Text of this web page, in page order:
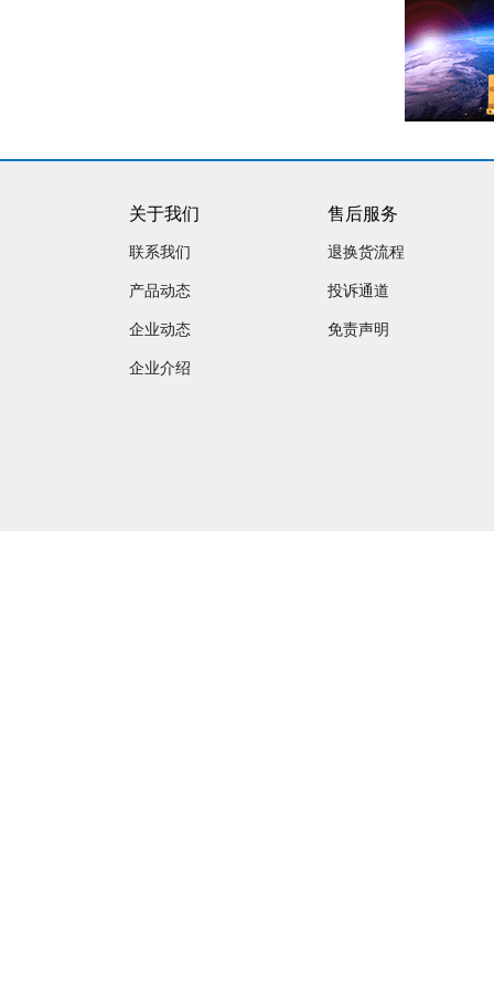
关于我们
联系我们
产品动态
企业动态
企业介绍
售后服务
退换货流程
投诉通道
免责声明